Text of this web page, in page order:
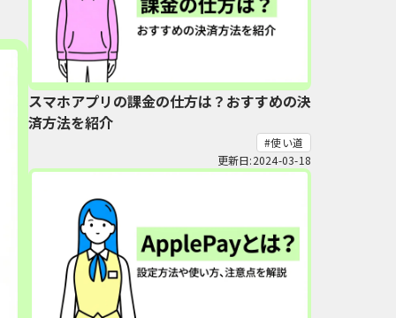
スマホアプリの課金の仕方は？おすすめの決
済方法を紹介
使い道
更新日:2024-03-18